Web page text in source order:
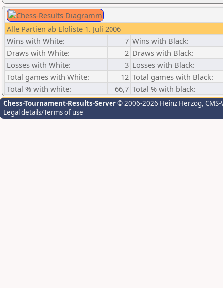
Alle Partien ab Eloliste 1. Juli 2006
Wins with White:
7 Wins with Black:
Draws with White:
2 Draws with Black:
Losses with White:
3 Losses with Black:
Total games with White:
12 Total games with Black:
Total % with white:
66,7 Total % with black:
Chess-Tournament-Results-Server© 2006-2026 Heinz Herzog,
Legal details/Terms of use